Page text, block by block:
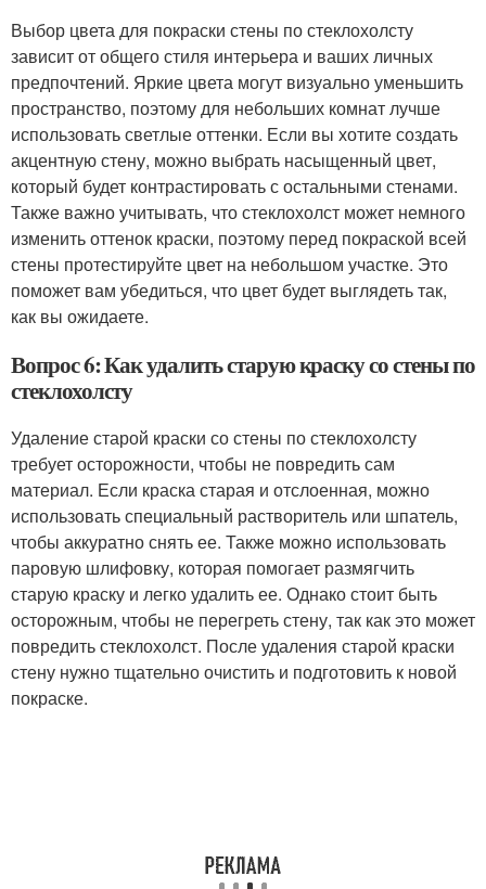
Выбор цвета для покраски стены по стеклохолсту
зависит от общего стиля интерьера и ваших личных
предпочтений. Яркие цвета могут визуально уменьшить
пространство, поэтому для небольших комнат лучше
использовать светлые оттенки. Если вы хотите создать
акцентную стену, можно выбрать насыщенный цвет,
который будет контрастировать с остальными стенами.
Также важно учитывать, что стеклохолст может немного
изменить оттенок краски, поэтому перед покраской всей
стены протестируйте цвет на небольшом участке. Это
поможет вам убедиться, что цвет будет выглядеть так,
как вы ожидаете.
Вопрос 6: Как удалить старую краску со стены по
стеклохолсту
Удаление старой краски со стены по стеклохолсту
требует осторожности, чтобы не повредить сам
материал. Если краска старая и отслоенная, можно
использовать специальный растворитель или шпатель,
чтобы аккуратно снять ее. Также можно использовать
паровую шлифовку, которая помогает размягчить
старую краску и легко удалить ее. Однако стоит быть
осторожным, чтобы не перегреть стену, так как это может
повредить стеклохолст. После удаления старой краски
стену нужно тщательно очистить и подготовить к новой
покраске.